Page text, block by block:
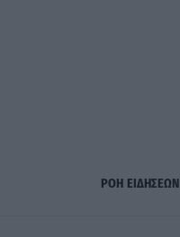
ΡΟΗ ΕΙΔΗΣΕΩΝ